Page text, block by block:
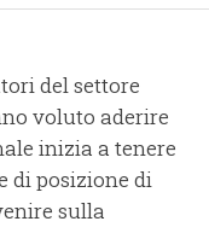
del settore
voluto aderire
inizia a tenere
di posizione di
sulla